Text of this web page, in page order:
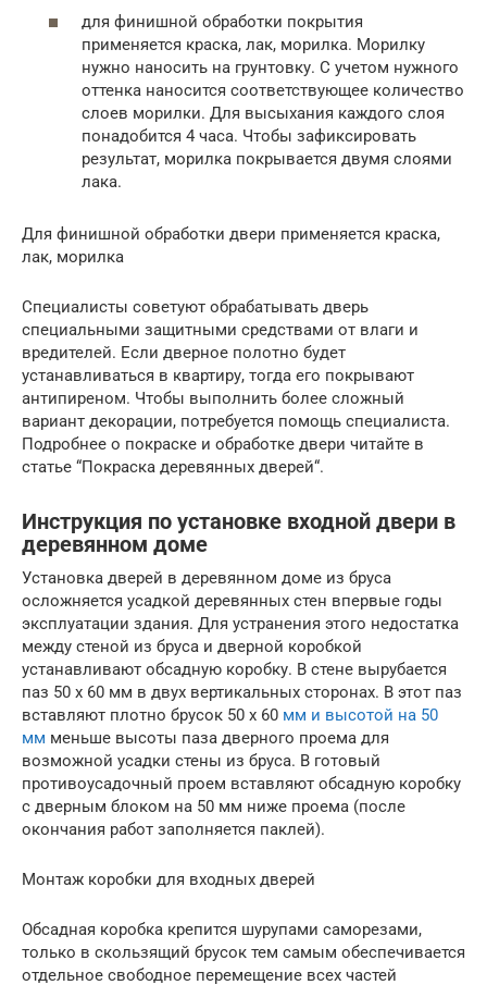
для финишной обработки покрытия
применяется краска, лак, морилка. Морилку
нужно наносить на грунтовку. С учетом нужного
оттенка наносится соответствующее количество
слоев морилки. Для высыхания каждого слоя
понадобится 4 часа. Чтобы зафиксировать
результат, морилка покрывается двумя слоями
лака.
Для финишной обработки двери применяется краска,
лак, морилка
Специалисты советуют обрабатывать дверь
специальными защитными средствами от влаги и
вредителей. Если дверное полотно будет
устанавливаться в квартиру, тогда его покрывают
антипиреном. Чтобы выполнить более сложный
вариант декорации, потребуется помощь специалиста.
Подробнее о покраске и обработке двери читайте в
статье “Покраска деревянных дверей“.
Инструкция по установке входной двери в
деревянном доме
Установка дверей в деревянном доме из бруса
осложняется усадкой деревянных стен впервые годы
эксплуатации здания. Для устранения этого недостатка
между стеной из бруса и дверной коробкой
устанавливают обсадную коробку. В стене вырубается
паз 50 х 60 мм в двух вертикальных сторонах. В этот паз
вставляют плотно брусок 50 х 60 мм и высотой на 50
мм меньше высоты паза дверного проема для
возможной усадки стены из бруса. В готовый
противоусадочный проем вставляют обсадную коробку
с дверным блоком на 50 мм ниже проема (после
окончания работ заполняется паклей).
Монтаж коробки для входных дверей
Обсадная коробка крепится шурупами саморезами,
только в скользящий брусок тем самым обеспечивается
отдельное свободное перемещение всех частей